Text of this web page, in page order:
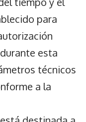
para
esta
técnicos
a la